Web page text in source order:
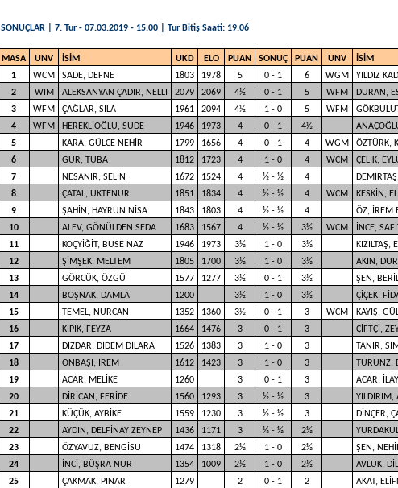
SONUÇLAR | 7. Tur - 07.03.2019 - 15.00 | Tur Bitiş Saati: 19.06
MASA UNV İSİM UKD ELO PUAN SONUÇ PUAN UNV İSİM
1
WCM SADE, DEFNE 1803 1978 5 0 - 1 6 WGM YILDIZ
2
WIM ALEKSANYAN ÇADIR, NELLI 2079 2069 4½ 0 - 1 5 WFM DURAN,
3
WFM ÇAĞLAR, SILA 1961 2094 4½ 1 - 0 5 WFM
4
WFM HEREKLİOĞLU, SUDE 1946 1973 4 0 - 1 4½
5
KARA, GÜLCE NEHİR 1799 1656 4 0 - 1 4 WGM ÖZTÜRK,
6
GÜR, TUBA 1812 1723 4 1 - 0 4 WCM ÇELİK,
7
NESANIR, SELİN 1672 1524 4 ½ - ½ 4
8
ÇATAL, UKTENUR 1851 1834 4 ½ - ½ 4 WCM KESKİN,
9
ŞAHİN, HAYRUN NİSA 1843 1803 4 ½ - ½ 4 ÖZ, İREM
10
ALEV, GÖNÜLDEN SEDA 1683 1567 4 ½ - ½ 3½ WCM İNCE,
11
KOÇYİĞİT, BUSE NAZ 1946 1973 3½ 1 - 0 3½ KIZILTAŞ,
12
ŞİMŞEK, MELTEM 1805 1700 3½ 1 - 0 3½ AKIN,
13
GÖRCÜK, ÖZGÜ 1577 1277 3½ 0 - 1 3½ ŞEN,
14
BOŞNAK, DAMLA 1200 3½ 1 - 0 3½ ÇİÇEK,
15
TEMEL, NURCAN 1352 1360 3½ 0 - 1 3 WCM KAYIŞ,
16
KIPIK, FEYZA 1664 1476 3 0 - 1 3 ÇİFTÇİ,
17
DİZDAR, DİDEM DİLARA 1526 1383 3 1 - 0 3 TANIR,
18
ONBAŞI, İREM 1612 1423 3 1 - 0 3 TÜRÜNZ,
19
ACAR, MELİKE 1260 3 0 - 1 3 ACAR,
20
DİRİCAN, FERİDE 1560 1293 3 ½ - ½ 3 YILDIRIM,
21
KÜÇÜK, AYBİKE 1559 1230 3 ½ - ½ 3 DİNÇER,
22
AYDIN, DELFİNAY ZEYNEP 1436 1171 3 ½ - ½ 2½
23
ÖZYAVUZ, BENGİSU 1474 1318 2½ 1 - 0 2½ ŞEN,
24
İNCİ, BÜŞRA NUR 1354 1009 2½ 1 - 0 2½ AVLUK,
25
ÇAKMAK, PINAR 1279 2 0 - 1 2 AKAT,